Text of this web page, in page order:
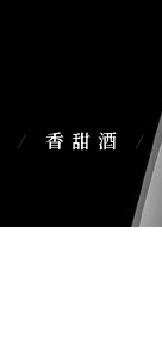
/ 香甜酒 /